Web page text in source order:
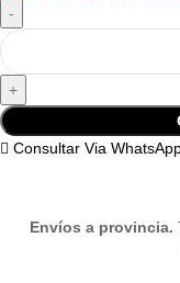
Consultar Via
Envíos a provincia.